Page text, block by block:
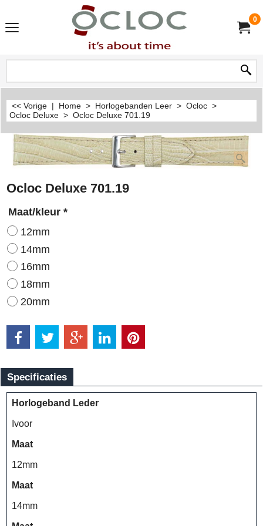
0
<< Vorige | Home > Horlogebanden Leer > Ocloc >
Ocloc Deluxe > Ocloc Deluxe 701.19
Ocloc Deluxe 701.19
Maat/kleur *
12mm
14mm
16mm
18mm
20mm
Specificaties
Horlogeband Leder
Ivoor
Maat
12mm
Maat
14mm